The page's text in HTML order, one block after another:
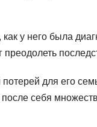
у него была
для его
себя